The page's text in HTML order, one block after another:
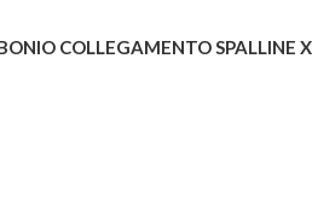
COLLEGAMENTO SPALLINE X